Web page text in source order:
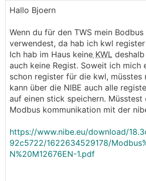
Hallo Bjoern
Wenn du für den TWS mein
verwendest, da hab ich kwl
Ich hab im Haus keine KWL
auch keine Regist. Soweit ich mich
schon register für die kwl, müsstes
kann über die NIBE auch alle
auf einen stick speichern.
Modbus kommunikation mit der
https://www.nibe.eu/download/
92c5722/1622634529178/
N%20M12676EN-1.pdf